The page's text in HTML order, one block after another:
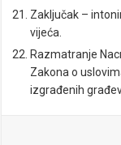
Zaključak –
vijeća.
Razmatranje
Zakona o
izgrađenih